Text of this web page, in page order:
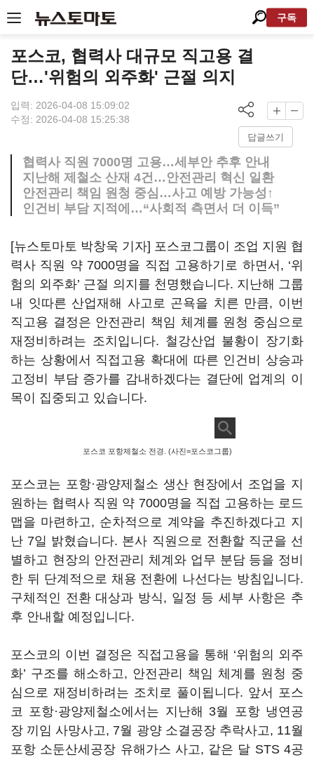
구독
포스코, 협력사 대규모 직고용 결
단…'위험의 외주화' 근절 의지
입력: 2026-04-08 15:09:02
수정: 2026-04-08 15:25:38
답글쓰기
협력사 직원 7000명 고용…세부안 추후 안내
지난해 제철소 산재 4건…안전관리 혁신 일환
안전관리 책임 원청 중심…사고 예방 가능성↑
인건비 부담 지적에…“사회적 측면서 더 이득”
[뉴스토마토 박창욱 기자] 포스코그룹이 조업 지원 협
력사 직원 약 7000명을 직접 고용하기로 하면서, ‘위
험의 외주화’ 근절 의지를 천명했습니다. 지난해 그룹
내 잇따른 산업재해 사고로 곤욕을 치른 만큼, 이번
직고용 결정은 안전관리 책임 체계를 원청 중심으로
재정비하려는 조치입니다. 철강산업 불황이 장기화
하는 상황에서 직접고용 확대에 따른 인건비 상승과
고정비 부담 증가를 감내하겠다는 결단에 업계의 이
목이 집중되고 있습니다.
포스코 포항제철소 전경. (사진=포스코그룹)
포스코는 포항·광양제철소 생산 현장에서 조업을 지
원하는 협력사 직원 약 7000명을 직접 고용하는 로드
맵을 마련하고, 순차적으로 계약을 추진하겠다고 지
난 7일 밝혔습니다. 본사 직원으로 전환할 직군을 선
별하고 현장의 안전관리 체계와 업무 분담 등을 정비
한 뒤 단계적으로 채용 전환에 나선다는 방침입니다.
구체적인 전환 대상과 방식, 일정 등 세부 사항은 추
후 안내할 예정입니다.
포스코의 이번 결정은 직접고용을 통해 ‘위험의 외주
화’ 구조를 해소하고, 안전관리 책임 체계를 원청 중
심으로 재정비하려는 조치로 풀이됩니다. 앞서 포스
코 포항·광양제철소에서는 지난해 3월 포항 냉연공
장 끼임 사망사고, 7월 광양 소결공장 추락사고, 11월
포항 소둔산세공장 유해가스 사고, 같은 달 STS 4공